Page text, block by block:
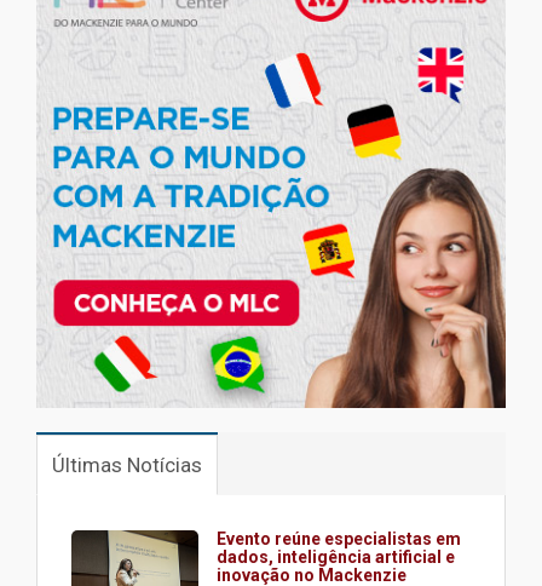
Últimas Notícias
Evento reúne especialistas em
dados, inteligência artificial e
inovação no Mackenzie